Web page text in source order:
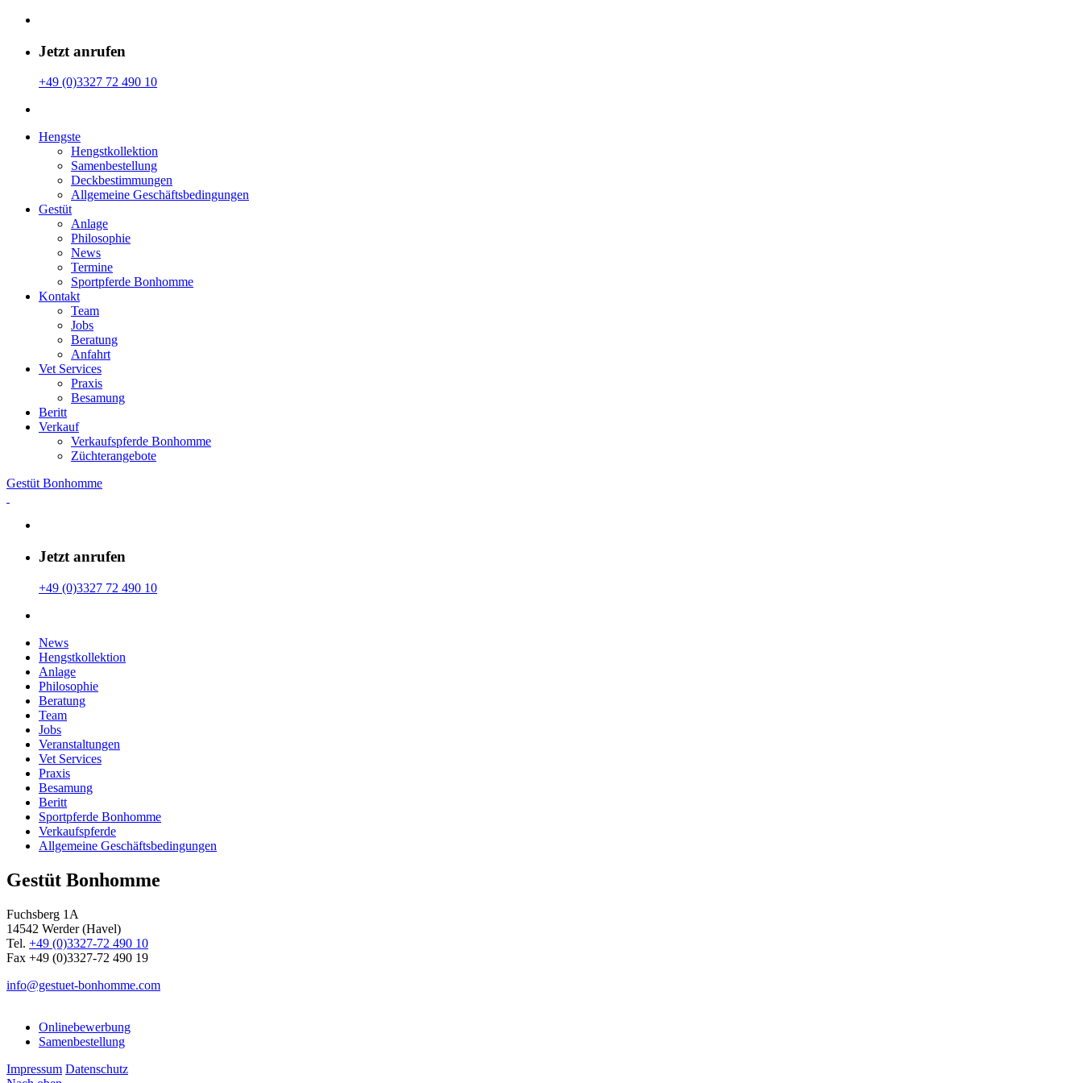
Jetzt anrufen
+49 (0)3327 72 490 10
Hengste
Hengstkollektion
Samenbestellung
Deckbestimmungen
Allgemeine Geschäfts­bedingungen
Gestüt
Anlage
Philosophie
News
Termine
Sportpferde Bonhomme
Kontakt
Team
Jobs
Beratung
Anfahrt
Vet Services
Praxis
Besamung
Beritt
Verkauf
Verkaufspferde Bonhomme
Züchterangebote
Gestüt Bonhomme
Jetzt anrufen
+49 (0)3327 72 490 10
News
Hengstkollektion
Anlage
Philosophie
Beratung
Team
Jobs
Veranstaltungen
Vet Services
Praxis
Besamung
Beritt
Sportpferde Bonhomme
Verkaufspferde
Allgemeine Geschäfts­bedingungen
Gestüt Bonhomme
Fuchsberg 1A
14542 Werder (Havel)
Tel. +49 (0)3327-72 490 10
Fax +49 (0)3327-72 490 19
info@gestuet-bonhomme.com
Onlinebewerbung
Samenbestellung
Impressum Datenschutz